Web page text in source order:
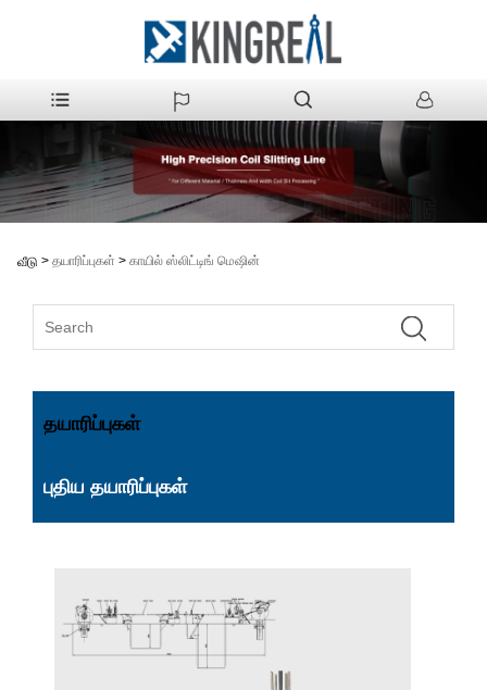
வீடு > தயாரிப்புகள் > காயில் ஸ்லிட்டிங் மெஷின்
தயாரிப்புகள்
புதிய தயாரிப்புகள்